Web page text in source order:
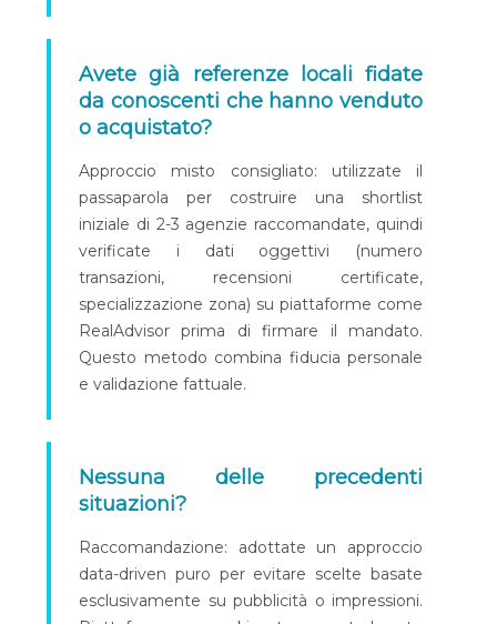
Avete già referenze locali fidate
da conoscenti che hanno venduto
o acquistato?
Approccio misto consigliato: utilizzate il
passaparola per costruire una shortlist
iniziale di 2-3 agenzie raccomandate, quindi
verificate i dati oggettivi (numero
transazioni, recensioni certificate,
specializzazione zona) su piattaforme come
RealAdvisor prima di firmare il mandato.
Questo metodo combina fiducia personale
e validazione fattuale.
Nessuna delle precedenti
situazioni?
Raccomandazione: adottate un approccio
data-driven puro per evitare scelte basate
esclusivamente su pubblicità o impressioni.